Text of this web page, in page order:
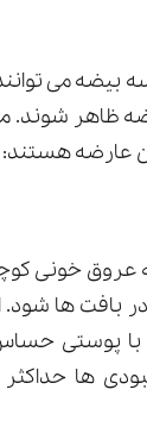
بیضه می
ظاهر شوند.
عارضه هستند:
عروق خونی
بافت ها
با پوستی
ها